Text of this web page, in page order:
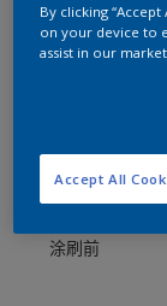
涂刷
By clicking
on your device to
assist in our
Accept All